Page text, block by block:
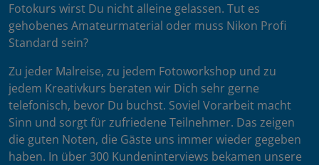
Fotokurs wirst Du nicht alleine gelassen. Tut es
gehobenes Amateurmaterial oder muss Nikon Profi
Standard sein?
Zu jeder Malreise, zu jedem Fotoworkshop und zu
jedem Kreativkurs beraten wir Dich sehr gerne
telefonisch, bevor Du buchst. Soviel Vorarbeit macht
Sinn und sorgt für zufriedene Teilnehmer. Das zeigen
die guten Noten, die Gäste uns immer wieder gegeben
haben. In über 300 Kundeninterviews bekamen unsere